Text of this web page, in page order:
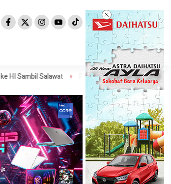
Prof Tjandra: Varian Omicron Mungkin Berdampak